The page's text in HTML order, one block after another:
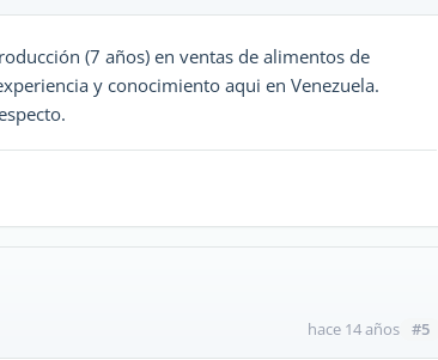
(7 años) en ventas de alimentos de
y conocimiento aqui en Venezuela.
hace 14 años #5